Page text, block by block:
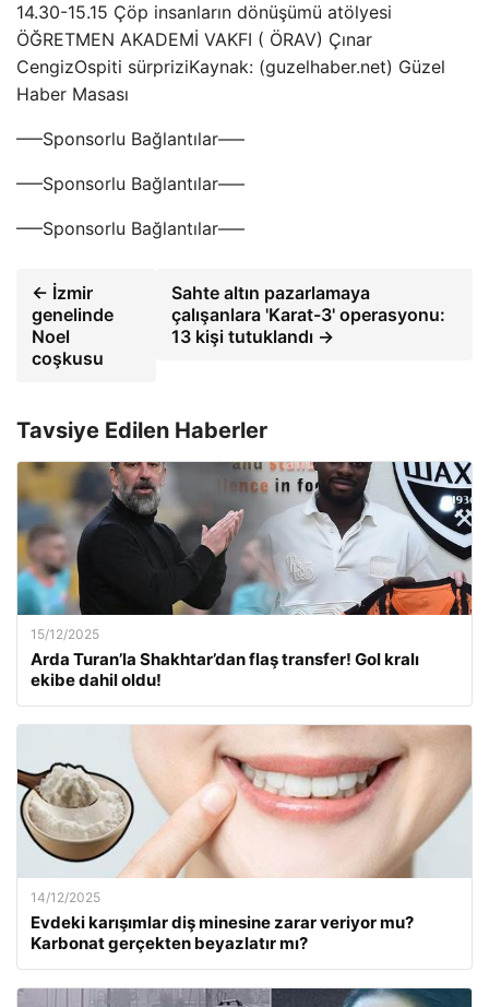
14.30-15.15 Çöp insanların dönüşümü atölyesi
ÖĞRETMEN AKADEMİ VAKFI ( ÖRAV) Çınar
CengizOspiti sürpriziKaynak: (guzelhaber.net) Güzel
Haber Masası
—–Sponsorlu Bağlantılar—–
—–Sponsorlu Bağlantılar—–
—–Sponsorlu Bağlantılar—–
← İzmir
genelinde
Noel
coşkusu
Sahte altın pazarlamaya
çalışanlara 'Karat-3' operasyonu:
13 kişi tutuklandı →
Tavsiye Edilen Haberler
15/12/2025
Arda Turan’la Shakhtar’dan flaş transfer! Gol kralı
ekibe dahil oldu!
14/12/2025
Evdeki karışımlar diş minesine zarar veriyor mu?
Karbonat gerçekten beyazlatır mı?